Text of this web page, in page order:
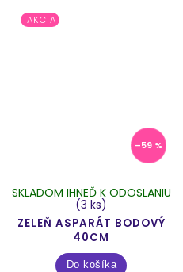
AKCIA
–59 %
ZELEŇ ASPARÁT BODOVÝ
40CM
SKLADOM IHNEĎ K ODOSLANIU
(3 ks)
Do košíka